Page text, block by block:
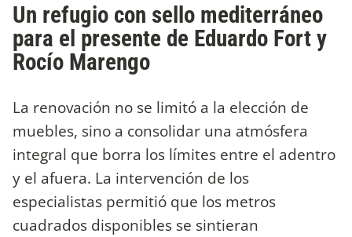
Un refugio con sello mediterráneo
para el presente de Eduardo Fort y
Rocío Marengo
La renovación no se limitó a la elección de
muebles, sino a consolidar una atmósfera
integral que borra los límites entre el adentro
y el afuera. La intervención de los
especialistas permitió que los metros
cuadrados disponibles se sintieran